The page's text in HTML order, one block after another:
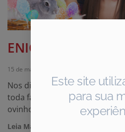
ENIGMAS DE
15 de março de 2015
Nos dias 01 e 02 de abril, você
toda famí­lia ao Smart e
ovinhos de chocolate e se
Leia Mais +
Este site
para sua